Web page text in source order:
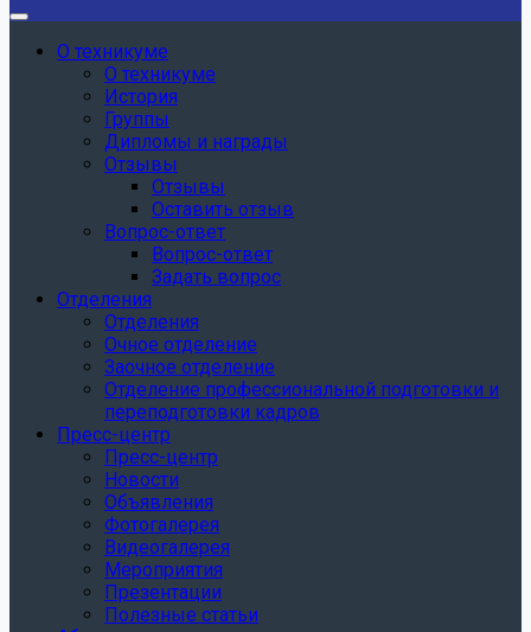
О техникуме
О техникуме
История
Группы
Дипломы и награды
Отзывы
Отзывы
Оставить отзыв
Вопрос-ответ
Вопрос-ответ
Задать вопрос
Отделения
Отделения
Очное отделение
Заочное отделение
Отделение профессиональной подготовки и
переподготовки кадров
Пресс-центр
Пресс-центр
Новости
Объявления
Фотогалерея
Видеогалерея
Мероприятия
Презентации
Полезные статьи